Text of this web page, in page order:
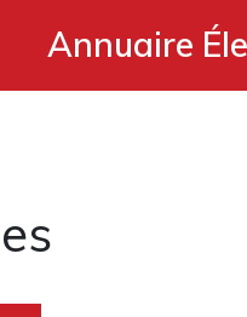
Annuaire